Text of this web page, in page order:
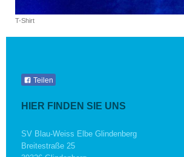
T-Shirt
Teilen
HIER FINDEN SIE UNS
SV Blau-Weiss Elbe Glindenberg
Breitestraße 25